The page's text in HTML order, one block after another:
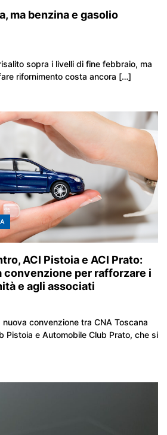
ma benzina e gasolio
sopra i livelli di fine febbraio, ma
rifornimento costa ancora […]
ACI Pistoia e ACI Prato:
convenzione per rafforzare i
e agli associati
convenzione tra CNA Toscana
Pistoia e Automobile Club Prato, che si